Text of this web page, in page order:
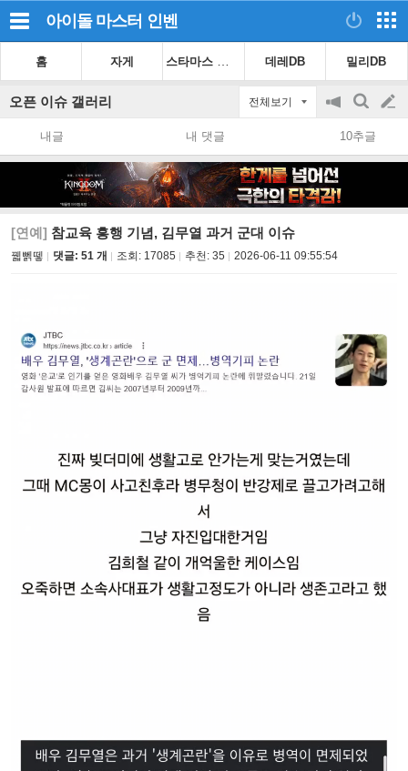
아이돌 마스터 인벤
홈 자게 데레DB 밀리DB
오픈 이슈 갤러리 전체보기
공
지
on/off
검
색
글
쓰
내글 내 댓글 10추글
[연예] 참교육 흥행 기념, 김무열 과거 군대 이슈
꿻뻵뗗 댓글: 51 개 조회: 17085 추천: 35 2026-06-11 09:55:54